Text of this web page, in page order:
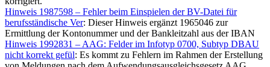
Hinweis 1987598 – Fehler beim Einspielen der BV-Datei für
berufsständische Ver: Dieser Hinweis ergänzt 1965046 zur
Ermittlung der Kontonummer und der Bankleitzahl aus der IBAN
Hinweis 1992831 – AAG: Felder im Infotyp 0700, Subtyp DBAU
nicht korrekt gefül: Es kommt zu Fehlern im Rahmen der Erstellung